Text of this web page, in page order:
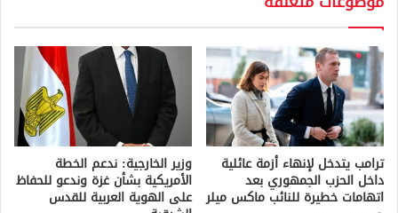
ترامب يتدخل لإنهاء أزمة عائلية
داخل الحزب الجمهوري بعد
اتهامات خطيرة للنائب ماكس ميلر
وزير الخارجية: ندعم الخطة
الأمريكية بشأن غزة وندعو للحفاظ
على الهوية العربية للقدس